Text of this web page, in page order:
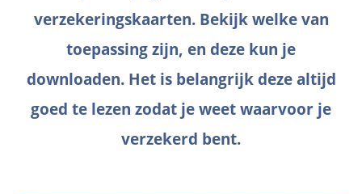
verzekeringskaarten. Bekijk welke van
toepassing zijn, en deze kun je
downloaden. Het is belangrijk deze altijd
goed te lezen zodat je weet waarvoor je
verzekerd bent.